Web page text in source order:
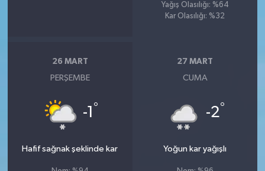
Yağış Olasılığı: %64
Kar Olasılığı: %32
26 MART
PERŞEMBE
-1 °
Hafif sağnak şeklinde kar
27 MART
CUMA
-2°
Yoğun kar yağışlı